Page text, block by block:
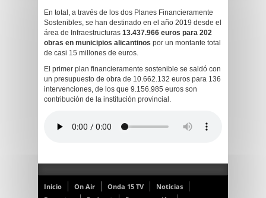
En total, a través de los dos Planes Financieramente
Sostenibles, se han destinado en el año 2019 desde el
área de Infraestructuras 13.437.966 euros para 202
obras en municipios alicantinos por un montante total
de casi 15 millones de euros.
El primer plan financieramente sostenible se saldó con
un presupuesto de obra de 10.662.132 euros para 136
intervenciones, de los que 9.156.985 euros son
contribución de la institución provincial.
Inicio On Air Onda 15 TV
Noticias